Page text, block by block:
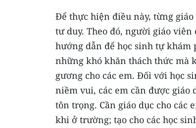
Để thực hiện điều này, từng
tư duy. Theo đó, người giáo
hướng dẫn để học sinh tự
những khó khăn thách thức mà
gương cho các em. Đối với học
niềm vui, các em cần được giáo
tôn trọng. Cần giáo dục cho các
khi ở trường; tạo cho các học